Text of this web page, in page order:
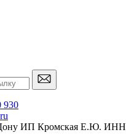
930
Дону ИП Кромская Е.Ю. ИНН